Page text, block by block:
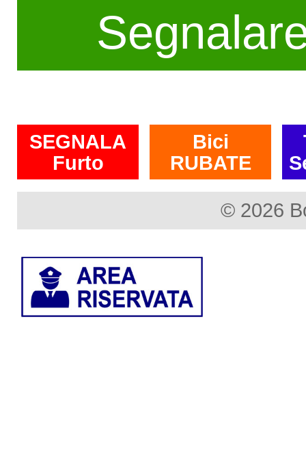
SEGNALA
Furto
Bici
RUBATE
© 2026